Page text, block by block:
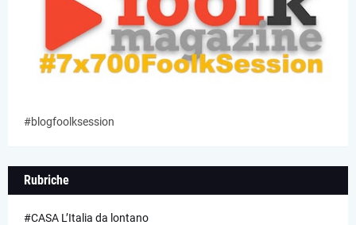
#blogfoolksession
Rubriche
#CASA L’Italia da lontano